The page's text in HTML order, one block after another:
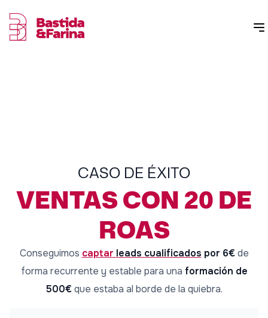
CASO DE ÉXITO
VENTAS CON 20 DE
ROAS
Conseguimos captar leads cualificados por 6€de
forma recurrente y estable para una formación de
500€que estaba al borde de la quiebra.